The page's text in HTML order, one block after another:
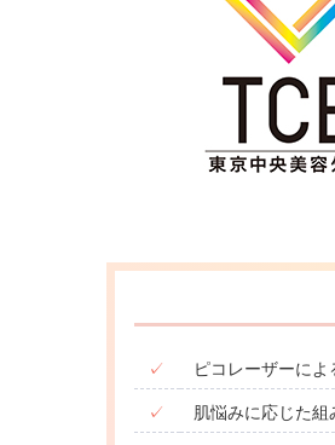
✓
ピコレーザーによ
✓
肌悩みに応じた